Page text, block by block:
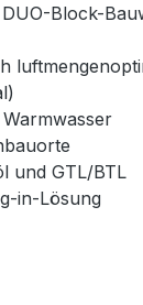
Block-
und GTL/BTL
in-Lösung